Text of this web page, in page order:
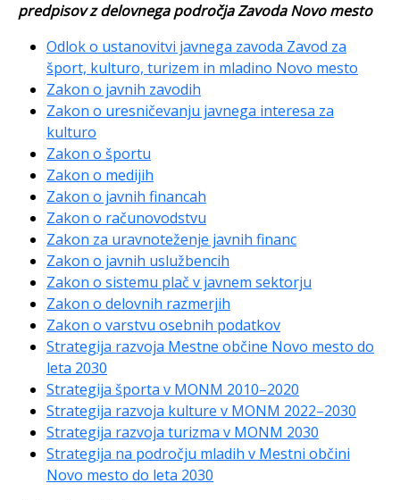
predpisov z delovnega področja Zavoda Novo mesto
Odlok o ustanovitvi javnega zavoda Zavod za
šport, kulturo, turizem in mladino Novo mesto
Zakon o javnih zavodih
Zakon o uresničevanju javnega interesa za
kulturo
Zakon o športu
Zakon o medijih
Zakon o javnih financah
Zakon o računovodstvu
Zakon za uravnoteženje javnih financ
Zakon o javnih uslužbencih
Zakon o sistemu plač v javnem sektorju
Zakon o delovnih razmerjih
Zakon o varstvu osebnih podatkov
Strategija razvoja Mestne občine Novo mesto do
leta 2030
Strategija športa v MONM 2010–2020
Strategija razvoja kulture v MONM 2022–2030
Strategija razvoja turizma v MONM 2030
Strategija na področju mladih v Mestni občini
Novo mesto do leta 2030